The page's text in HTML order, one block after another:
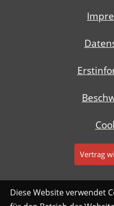
Vertrag
Diese Website verwendet